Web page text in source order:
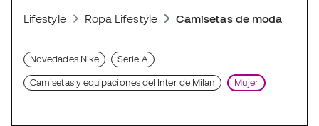
Lifestyle Ropa Lifestyle Camisetas de moda
Novedades Nike Serie A
Camisetas y equipaciones del Inter de Milan Mujer